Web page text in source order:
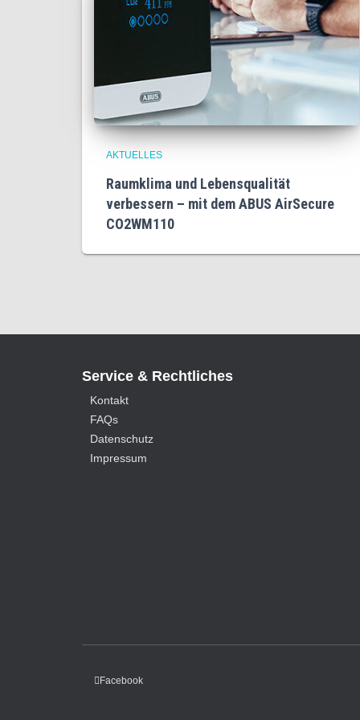
AKTUELLES
Raumklima und Lebensqualität
verbessern – mit dem ABUS AirSecure
CO2WM110
Service & Rechtliches
Kontakt
FAQs
Datenschutz
Impressum
Facebook